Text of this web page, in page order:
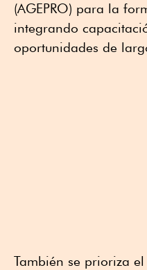
(AGEPRO) para la
integrando
oportunidades de
También se prioriza